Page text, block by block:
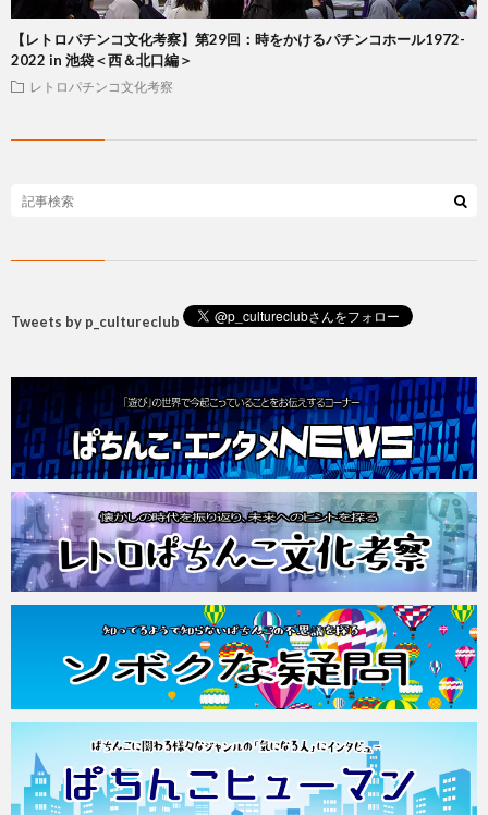
【レトロパチンコ文化考察】第29回：時をかけるパチンコホール1972-
2022 in 池袋＜西＆北口編＞
レトロパチンコ文化考察
Tweets by p_cultureclub